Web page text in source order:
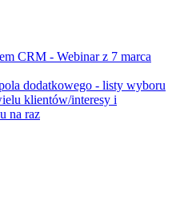
CRM - Webinar z 7 marca
dodatkowego - listy wyboru
klientów/interesy i
na raz